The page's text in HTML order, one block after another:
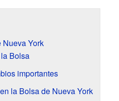
Nueva York
Bolsa
importantes
la Bolsa de Nueva York